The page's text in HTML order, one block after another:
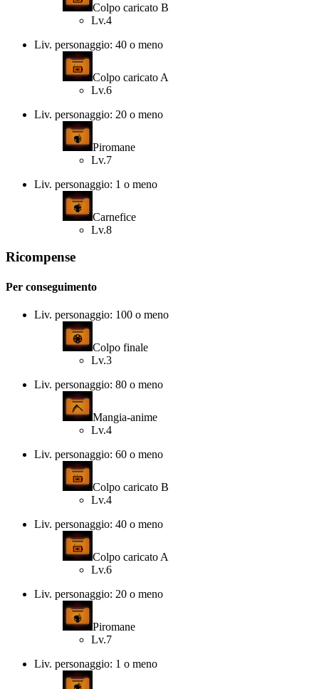
Colpo caricato B
Lv.4
Liv. personaggio: 40 o meno
Colpo caricato A
Lv.6
Liv. personaggio: 20 o meno
Piromane
Lv.7
Liv. personaggio: 1 o meno
Carnefice
Lv.8
Ricompense
Per conseguimento
Liv. personaggio: 100 o meno
Colpo finale
Lv.3
Liv. personaggio: 80 o meno
Mangia-anime
Lv.4
Liv. personaggio: 60 o meno
Colpo caricato B
Lv.4
Liv. personaggio: 40 o meno
Colpo caricato A
Lv.6
Liv. personaggio: 20 o meno
Piromane
Lv.7
Liv. personaggio: 1 o meno